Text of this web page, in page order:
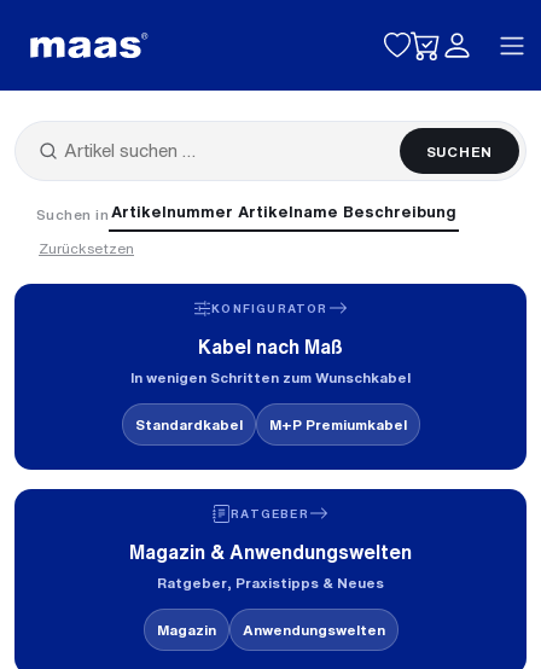
Toggle
SUCHEN
Suchen in Artikelnummer Artikelname Beschreibung
Zurücksetzen
KONFIGURATOR
Kabel nach Maß
In wenigen Schritten zum Wunschkabel
Standardkabel M+P Premiumkabel
RATGEBER
Magazin & Anwendungswelten
Ratgeber, Praxistipps & Neues
Magazin Anwendungswelten